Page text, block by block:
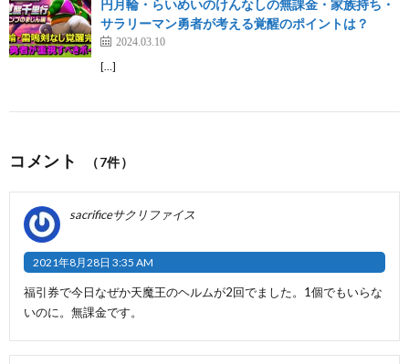
円月輪・らいめいのけんなしの無課金・家族持ち・
サラリーマン勇者が考える覚醒のポイントは？
2024.03.10
[…]
コメント （7件）
sacrificeサクリファイス
2021年8月28日 3:35 AM
福引券で今日なぜか天魔王のヘルムが2回でました。1個でもいらな
いのに。無課金です。